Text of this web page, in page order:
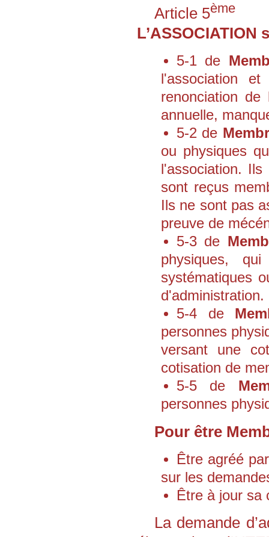
Article 5ème
L’ASSOCIATION
5-1 de
l'association
renonciation
annuelle,
5-2 de
ou physiques
l'association.
sont reçus
Ils ne sont pas
preuve de
5-3 de
physiques,
systématiques
d'administration.
5-4 de
personnes
versant une
cotisation de
5-5 de
personnes
Pour être
Être agréé
sur les
Être à jour sa
La demande